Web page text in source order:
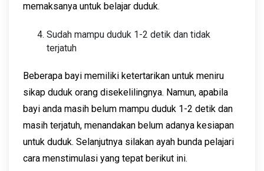
memaksanya untuk belajar duduk.
Sudah mampu duduk 1-2 detik dan tidak
terjatuh
Beberapa bayi memiliki ketertarikan untuk meniru
sikap duduk orang disekelilingnya. Namun, apabila
bayi anda masih belum mampu duduk 1-2 detik dan
masih terjatuh, menandakan belum adanya kesiapan
untuk duduk. Selanjutnya silakan ayah bunda pelajari
cara menstimulasi yang tepat berikut ini.